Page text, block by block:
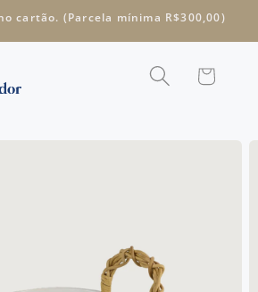
cartão. (Parcela mínima R$300,00)
Carrinho